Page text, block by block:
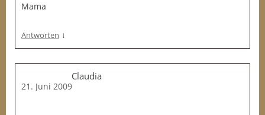
Mama
Antworten ↓
Claudia
21. Juni 2009